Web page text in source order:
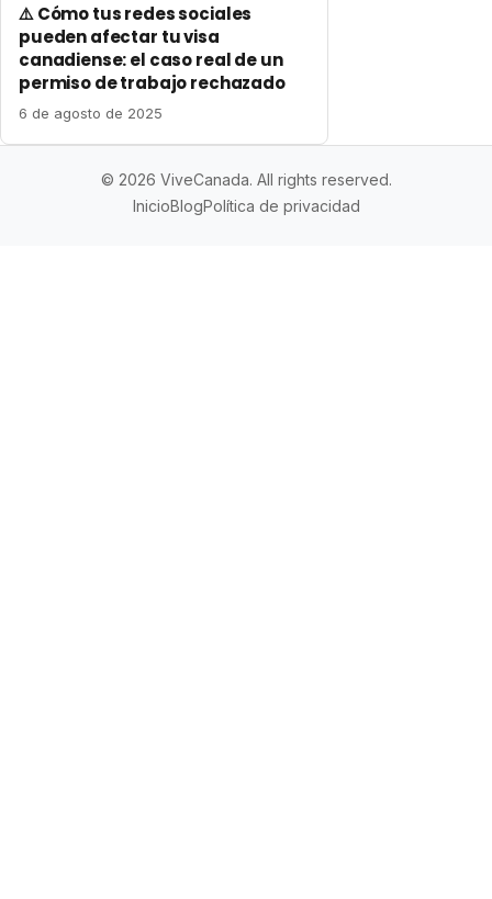
⚠️ Cómo tus redes sociales
pueden afectar tu visa
canadiense: el caso real de un
permiso de trabajo rechazado
6 de agosto de 2025
© 2026 ViveCanada. All rights reserved.
InicioBlogPolítica de privacidad